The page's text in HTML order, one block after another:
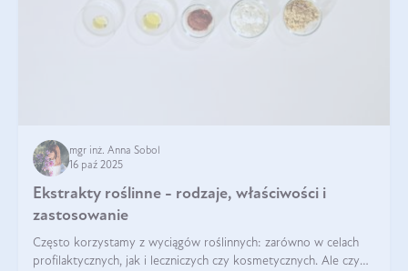
mgr inż. Anna Sobol
16 paź 2025
Ekstrakty roślinne - rodzaje, właściwości i
zastosowanie
Często korzystamy z wyciągów roślinnych: zarówno w celach
profilaktycznych, jak i leczniczych czy kosmetycznych. Ale czy